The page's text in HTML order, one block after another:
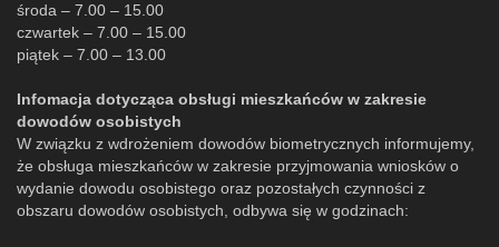
środa – 7.00 – 15.00
czwartek – 7.00 – 15.00
piątek – 7.00 – 13.00
Infomacja dotycząca obsługi mieszkańców w zakresie
dowodów osobistych
W związku z wdrożeniem dowodów biometrycznych informujemy,
że obsługa mieszkańców w zakresie przyjmowania wniosków o
wydanie dowodu osobistego oraz pozostałych czynności z
obszaru dowodów osobistych, odbywa się w godzinach: